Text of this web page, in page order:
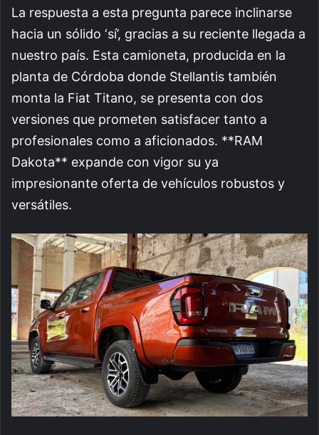
La respuesta a esta pregunta parece inclinarse
hacia un sólido ‘sí’, gracias a su reciente llegada a
nuestro país. Esta camioneta, producida en la
planta de Córdoba donde Stellantis también
monta la Fiat Titano, se presenta con dos
versiones que prometen satisfacer tanto a
profesionales como a aficionados. **RAM
Dakota** expande con vigor su ya
impresionante oferta de vehículos robustos y
versátiles.